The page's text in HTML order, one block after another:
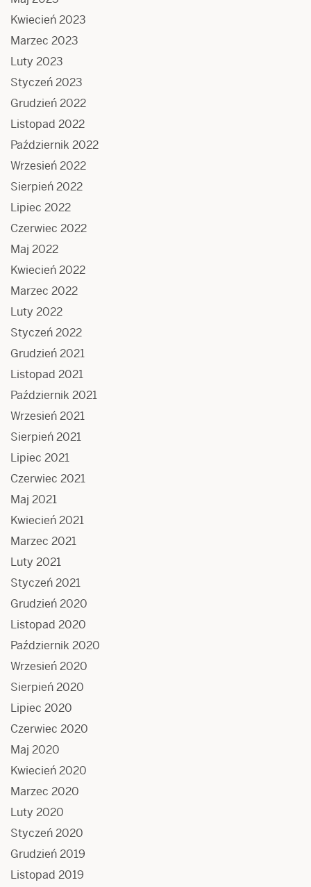
Kwiecień 2023
Marzec 2023
Luty 2023
Styczeń 2023
Grudzień 2022
Listopad 2022
Październik 2022
Wrzesień 2022
Sierpień 2022
Lipiec 2022
Czerwiec 2022
Maj 2022
Kwiecień 2022
Marzec 2022
Luty 2022
Styczeń 2022
Grudzień 2021
Listopad 2021
Październik 2021
Wrzesień 2021
Sierpień 2021
Lipiec 2021
Czerwiec 2021
Maj 2021
Kwiecień 2021
Marzec 2021
Luty 2021
Styczeń 2021
Grudzień 2020
Listopad 2020
Październik 2020
Wrzesień 2020
Sierpień 2020
Lipiec 2020
Czerwiec 2020
Maj 2020
Kwiecień 2020
Marzec 2020
Luty 2020
Styczeń 2020
Grudzień 2019
Listopad 2019